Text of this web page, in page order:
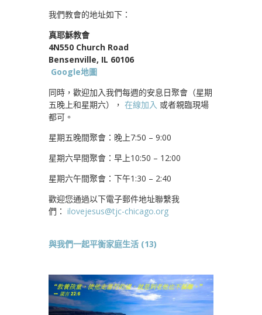
我們教會的地址如下：
真耶穌教會
4N550 Church Road
Bensenville, IL 60106
Google地圖
同時，歡迎加入我們每週的安息日聚會（星期
五晚上和星期六）， 在線加入 或者親臨現場
都可。
星期五晚間聚會：晚上7:50 – 9:00
星期六早間聚會：早上10:50 – 12:00
星期六午間聚會：下午1:30 – 2:40
歡迎您通過以下電子郵件地址聯繫我
們： ilovejesus@tjc-chicago.org
與我們一起平衡家庭生活 (13)